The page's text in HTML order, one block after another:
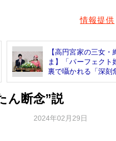
情報提供
【高円宮家の三女・
ま】「パーフェクト
裏で囁かれる「深刻
ん断念”説
2024年02月29日